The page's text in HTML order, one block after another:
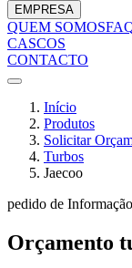
EMPRESA
QUEM SOMOS
CASCOS
CONTACTO
Início
Produtos
Solicitar
Turbos
Jaecoo
pedido de Informação
Orçamento